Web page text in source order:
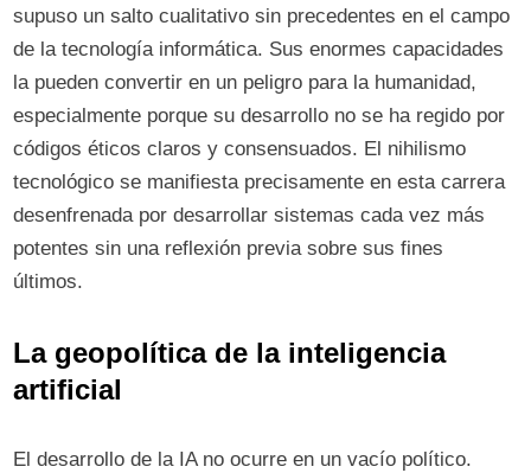
supuso un salto cualitativo sin precedentes en el campo
de la tecnología informática. Sus enormes capacidades
la pueden convertir en un peligro para la humanidad,
especialmente porque su desarrollo no se ha regido por
códigos éticos claros y consensuados. El nihilismo
tecnológico se manifiesta precisamente en esta carrera
desenfrenada por desarrollar sistemas cada vez más
potentes sin una reflexión previa sobre sus fines
últimos.
La geopolítica de la inteligencia
artificial
El desarrollo de la IA no ocurre en un vacío político.